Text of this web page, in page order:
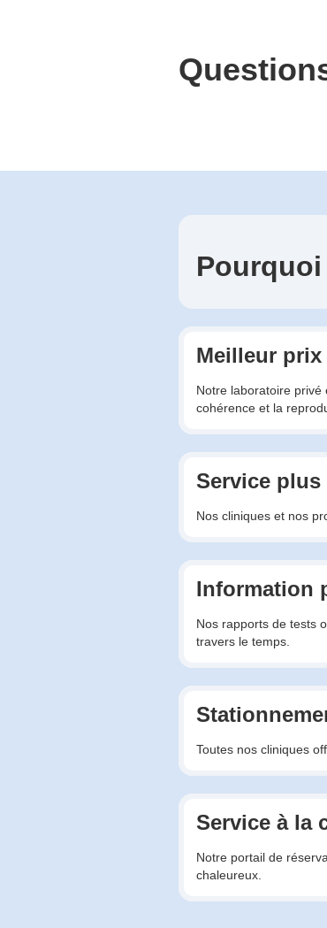
Meilleur prix
Notre laboratoire
cohérence et la
Service plus
Nos cliniques et nos
Information
Nos rapports de tests
travers le temps.
Toutes nos cliniques
Service à la
Notre portail de
chaleureux.